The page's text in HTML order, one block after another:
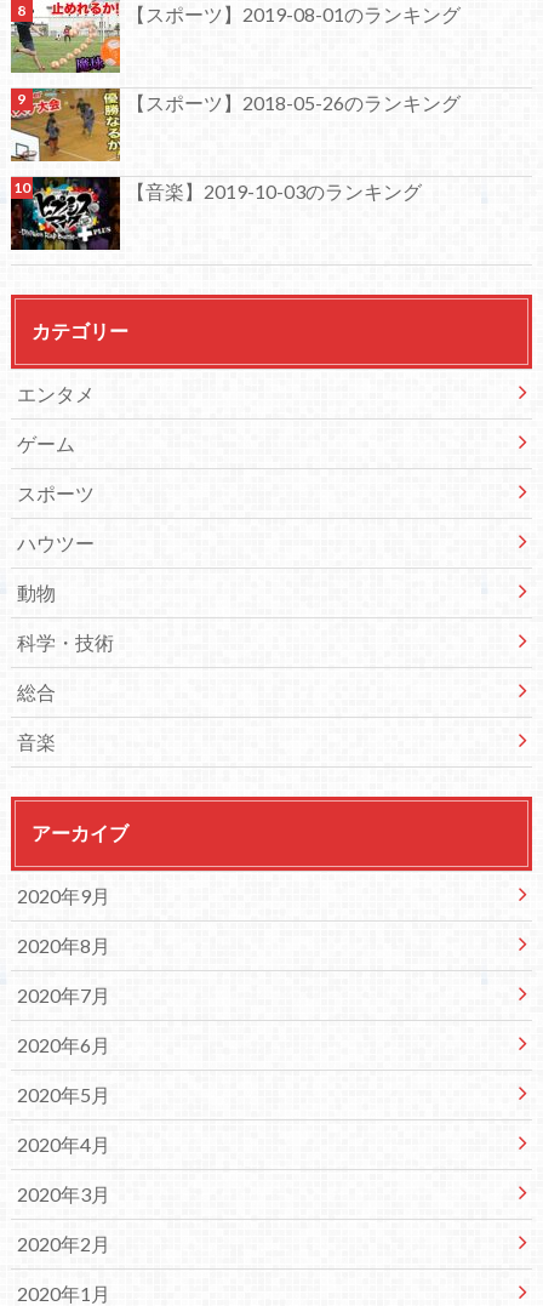
【スポーツ】2019-08-01のランキング
【スポーツ】2018-05-26のランキング
【音楽】2019-10-03のランキング
カテゴリー
エンタメ
ゲーム
スポーツ
ハウツー
動物
科学・技術
総合
音楽
アーカイブ
2020年9月
2020年8月
2020年7月
2020年6月
2020年5月
2020年4月
2020年3月
2020年2月
2020年1月